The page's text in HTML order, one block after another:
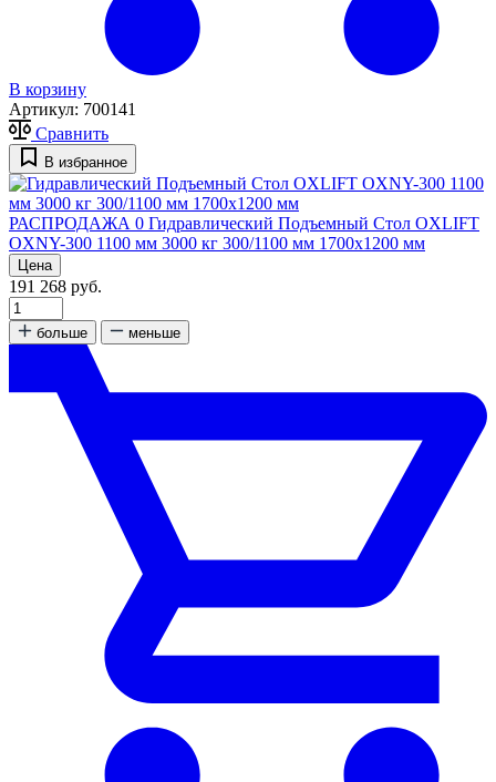
В корзину
Артикул: 700141
Сравнить
В избранное
РАСПРОДАЖА 0 Гидравлический Подъемный Стол OXLIFT
OXNY-300 1100 мм 3000 кг 300/1100 мм 1700х1200 мм
Цена
191 268 руб.
больше меньше